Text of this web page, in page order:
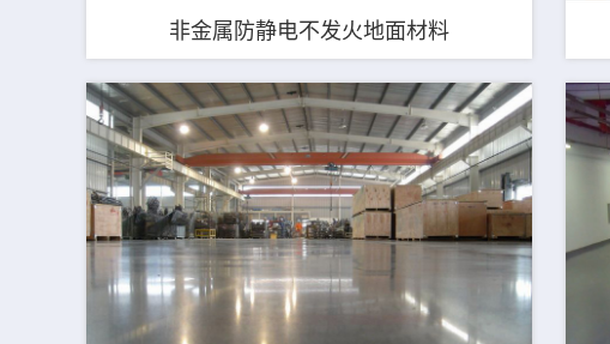
非金属防静电不发火地面材料